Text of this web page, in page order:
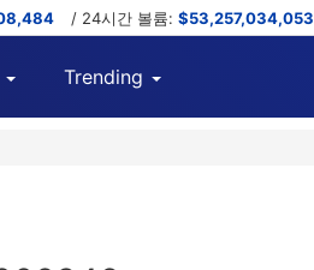
/ 24시간 볼륨: $53,257,034,053
Trending